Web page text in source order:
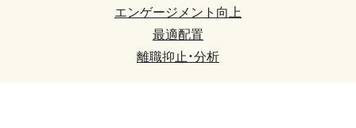
エンゲージメント向上
最適配置
離職抑止・分析